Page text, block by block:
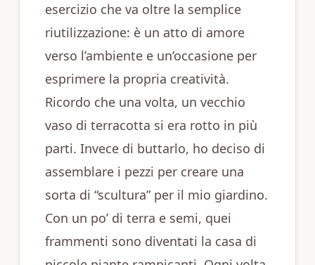
esercizio che va oltre la semplice
riutilizzazione: è un atto di amore
verso l’ambiente e un’occasione per
esprimere la propria creatività.
Ricordo che una volta, un vecchio
vaso di terracotta si era rotto in più
parti. Invece di buttarlo, ho deciso di
assemblare i pezzi per creare una
sorta di “scultura” per il mio giardino.
Con un po’ di terra e semi, quei
frammenti sono diventati la casa di